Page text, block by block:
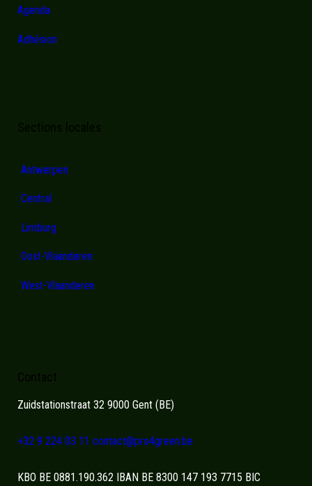
Agenda
Adhésion
Sections locales
Antwerpen
Central
Limburg
Oost-Vlaanderen
West-Vlaanderen
Contact
Zuidstationstraat 32 9000 Gent (BE)
+32 9 224 03 11 contact@pro4green.be
KBO BE 0881.190.362 IBAN BE 8300 147 193 7715 BIC